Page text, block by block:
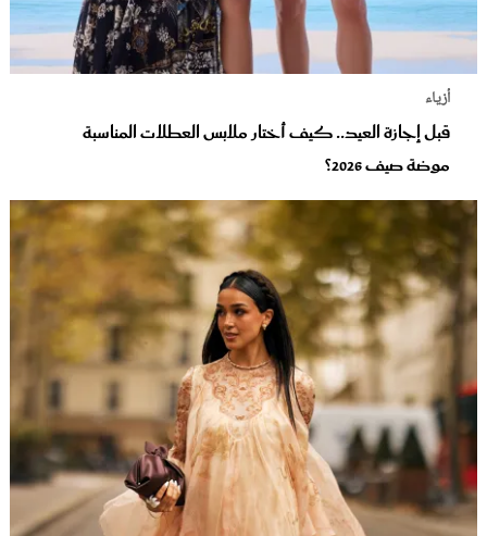
أزياء
قبل إجازة العيد.. كيف أختار ملابس العطلات المناسبة
موضة صيف 2026؟